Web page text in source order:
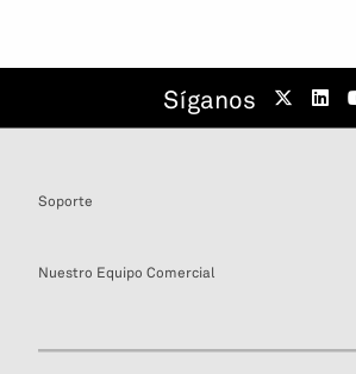
Síganos
Soporte
Nuestro Equipo Comercial